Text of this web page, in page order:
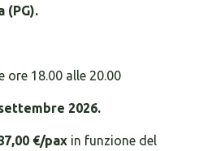
(PG).
ore 18.00 alle 20.00
2026.
€/pax in funzione del